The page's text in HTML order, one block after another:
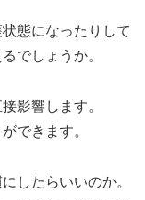
態になったりして
でしょうか。
影響します。
できます。
したらいいのか。